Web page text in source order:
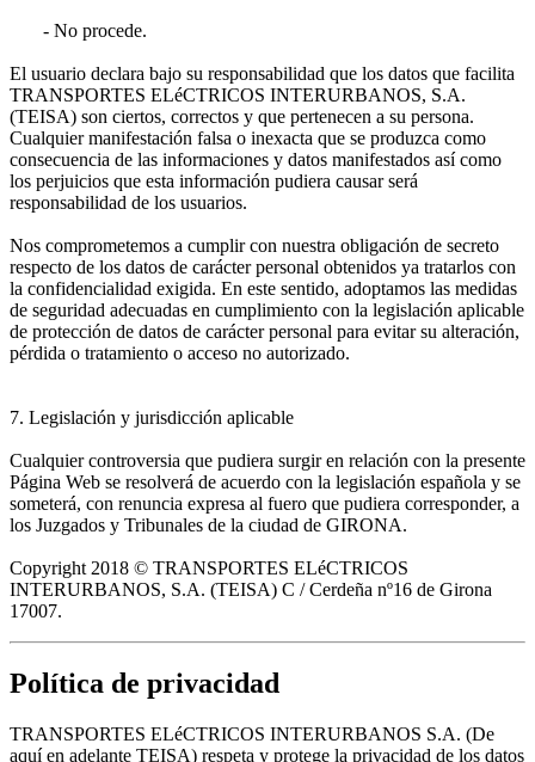
- No procede.
El usuario declara bajo su responsabilidad que los datos que facilita
TRANSPORTES ELéCTRICOS INTERURBANOS, S.A.
(TEISA) son ciertos, correctos y que pertenecen a su persona.
Cualquier manifestación falsa o inexacta que se produzca como
consecuencia de las informaciones y datos manifestados así como
los perjuicios que esta información pudiera causar será
responsabilidad de los usuarios.
Nos comprometemos a cumplir con nuestra obligación de secreto
respecto de los datos de carácter personal obtenidos ya tratarlos con
la confidencialidad exigida. En este sentido, adoptamos las medidas
de seguridad adecuadas en cumplimiento con la legislación aplicable
de protección de datos de carácter personal para evitar su alteración,
pérdida o tratamiento o acceso no autorizado.
7. Legislación y jurisdicción aplicable
Cualquier controversia que pudiera surgir en relación con la presente
Página Web se resolverá de acuerdo con la legislación española y se
someterá, con renuncia expresa al fuero que pudiera corresponder, a
los Juzgados y Tribunales de la ciudad de GIRONA.
Copyright 2018 © TRANSPORTES ELéCTRICOS
INTERURBANOS, S.A. (TEISA) C / Cerdeña nº16 de Girona
17007.
Política de privacidad
TRANSPORTES ELéCTRICOS INTERURBANOS S.A. (De
aquí en adelante TEISA) respeta y protege la privacidad de los datos